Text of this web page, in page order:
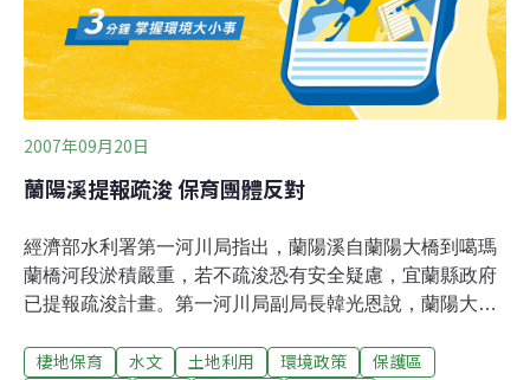
省」自從1997年慘遭洪水重創之後，已經斥資七億九千多
萬加幣，約合新台幣214億多元，加強各項防洪措施。
2007年09月20日
蘭陽溪提報疏浚 保育團體反對
經濟部水利署第一河川局指出，蘭陽溪自蘭陽大橋到噶瑪
蘭橋河段淤積嚴重，若不疏浚恐有安全疑慮，宜蘭縣政府
已提報疏浚計畫。第一河川局副局長韓光恩說，蘭陽大橋
在卻達2.5公尺，可見河床淤積嚴重造成水位上升，從橋上
棲地保育 水文 土地利用 環境政策
保護區